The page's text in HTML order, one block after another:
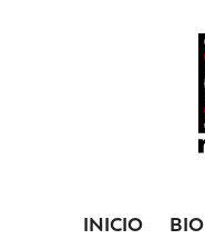
INICIO BIO